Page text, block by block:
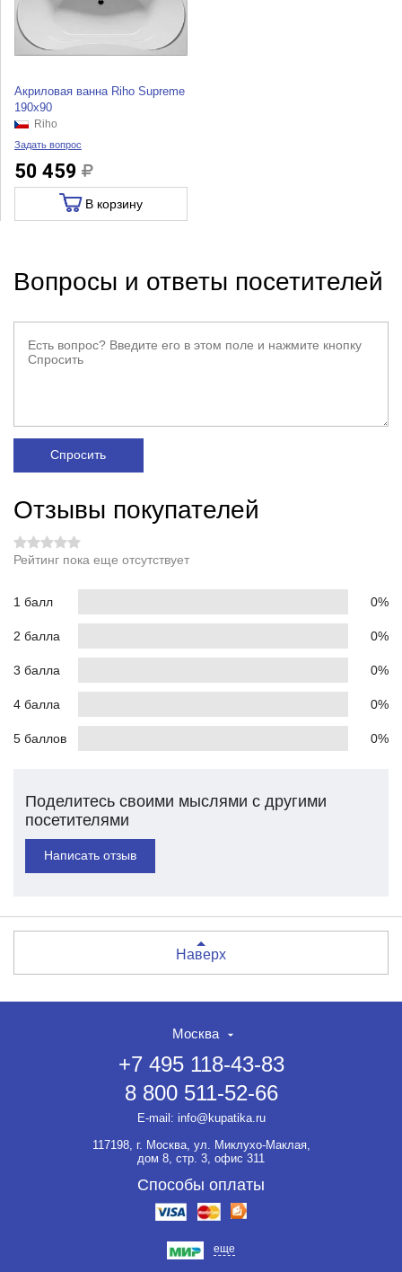
Акриловая ванна Riho Supreme
190x90
Riho
Задать вопрос
50 459
В корзину
Вопросы и ответы посетителей
Спросить
Отзывы покупателей
Рейтинг пока еще отсутствует
1 балл 0%
2 балла 0%
3 балла 0%
4 балла 0%
5 баллов 0%
Поделитесь своими мыслями с другими
посетителями
Написать отзыв
Наверх
Москва
+7 495 118-43-83
8 800 511-52-66
E-mail: info@kupatika.ru
117198, г. Москва, ул. Миклухо-Маклая,
дом 8, стр. 3, офис 311
Способы оплаты
еще